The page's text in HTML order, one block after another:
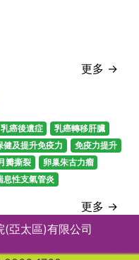
更多 →
乳癌後遺症
乳癌轉移肝臟
健及提升免疫力
免疫力提升
瓣撕裂
卵巢朱古力瘤
息性支氣管炎
更多 →
(亞太區)有限公司